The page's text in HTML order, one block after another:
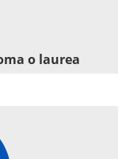
o laurea